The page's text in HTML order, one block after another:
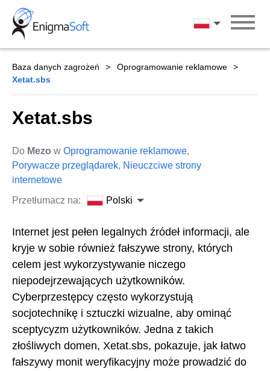
Skip
content
Polski
Baza danych zagrożeń
Oprogramowanie reklamowe
Xetat.sbs
Xetat.sbs
Do Mezo w Oprogramowanie reklamowe,
Porywacze przeglądarek, Nieuczciwe strony
internetowe
Przetłumacz na:
Polski
Internet jest pełen legalnych źródeł informacji, ale
kryje w sobie również fałszywe strony, których
celem jest wykorzystywanie niczego
niepodejrzewających użytkowników.
Cyberprzestępcy często wykorzystują
socjotechnikę i sztuczki wizualne, aby ominąć
sceptycyzm użytkowników. Jedna z takich
złośliwych domen, Xetat.sbs, pokazuje, jak łatwo
fałszywy monit weryfikacyjny może prowadzić do